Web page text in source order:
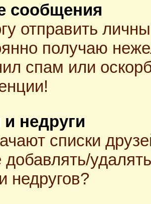
сообщения
отправить
получаю
спам или
недруги
списки
добавлять/
недругов?